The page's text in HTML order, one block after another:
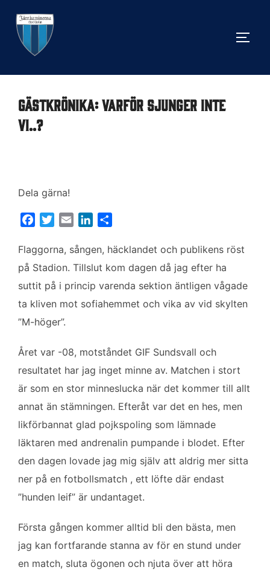
innehåll
Gästkrönika: Varför sjunger inte
vi..?
Dela gärna!
c
e
o
o
k
i
t
e
r
a
i
n
k
d
I
l
a
Flaggorna, sången, häcklandet och publikens röst
på Stadion. Tillslut kom dagen då jag efter ha
suttit på i princip varenda sektion äntligen vågade
ta kliven mot sofiahemmet och vika av vid skylten
”M-höger”.
Året var -08, motståndet GIF Sundsvall och
resultatet har jag inget minne av. Matchen i stort
är som en stor minneslucka när det kommer till allt
annat än stämningen. Efteråt var det en hes, men
likförbannat glad pojkspoling som lämnade
läktaren med andrenalin pumpande i blodet. Efter
den dagen lovade jag mig själv att aldrig mer sitta
ner på en fotbollsmatch , ett löfte där endast
”hunden leif” är undantaget.
Första gången kommer alltid bli den bästa, men
jag kan fortfarande stanna av för en stund under
en match, sluta ögonen och njuta över att höra